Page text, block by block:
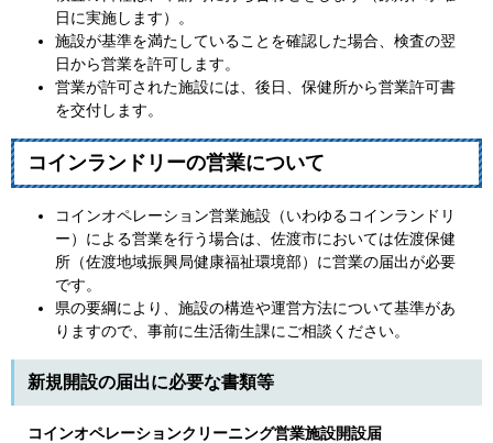
日に実施します）。
施設が基準を満たしていることを確認した場合、検査の翌
日から営業を許可します。
営業が許可された施設には、後日、保健所から営業許可書
を交付します。
コインランドリーの営業について
コインオペレーション営業施設（いわゆるコインランドリ
ー）による営業を行う場合は、佐渡市においては佐渡保健
所（佐渡地域振興局健康福祉環境部）に営業の届出が必要
です。
県の要綱により、施設の構造や運営方法について基準があ
りますので、事前に生活衛生課にご相談ください。
新規開設の届出に必要な書類等
コインオペレーションクリーニング営業施設開設届